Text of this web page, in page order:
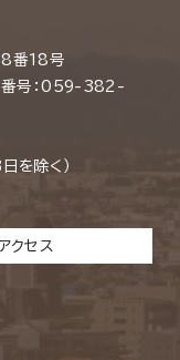
番18号
号：059-382-
を除く）
クセス